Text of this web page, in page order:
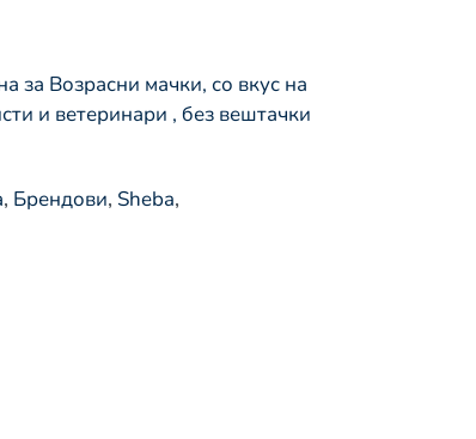
за Возрасни мачки, со вкус на
и ветеринари , без вештачки
, Брендови, Sheba,